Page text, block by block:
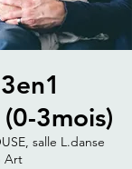
3mois)
salle L.danse
Art